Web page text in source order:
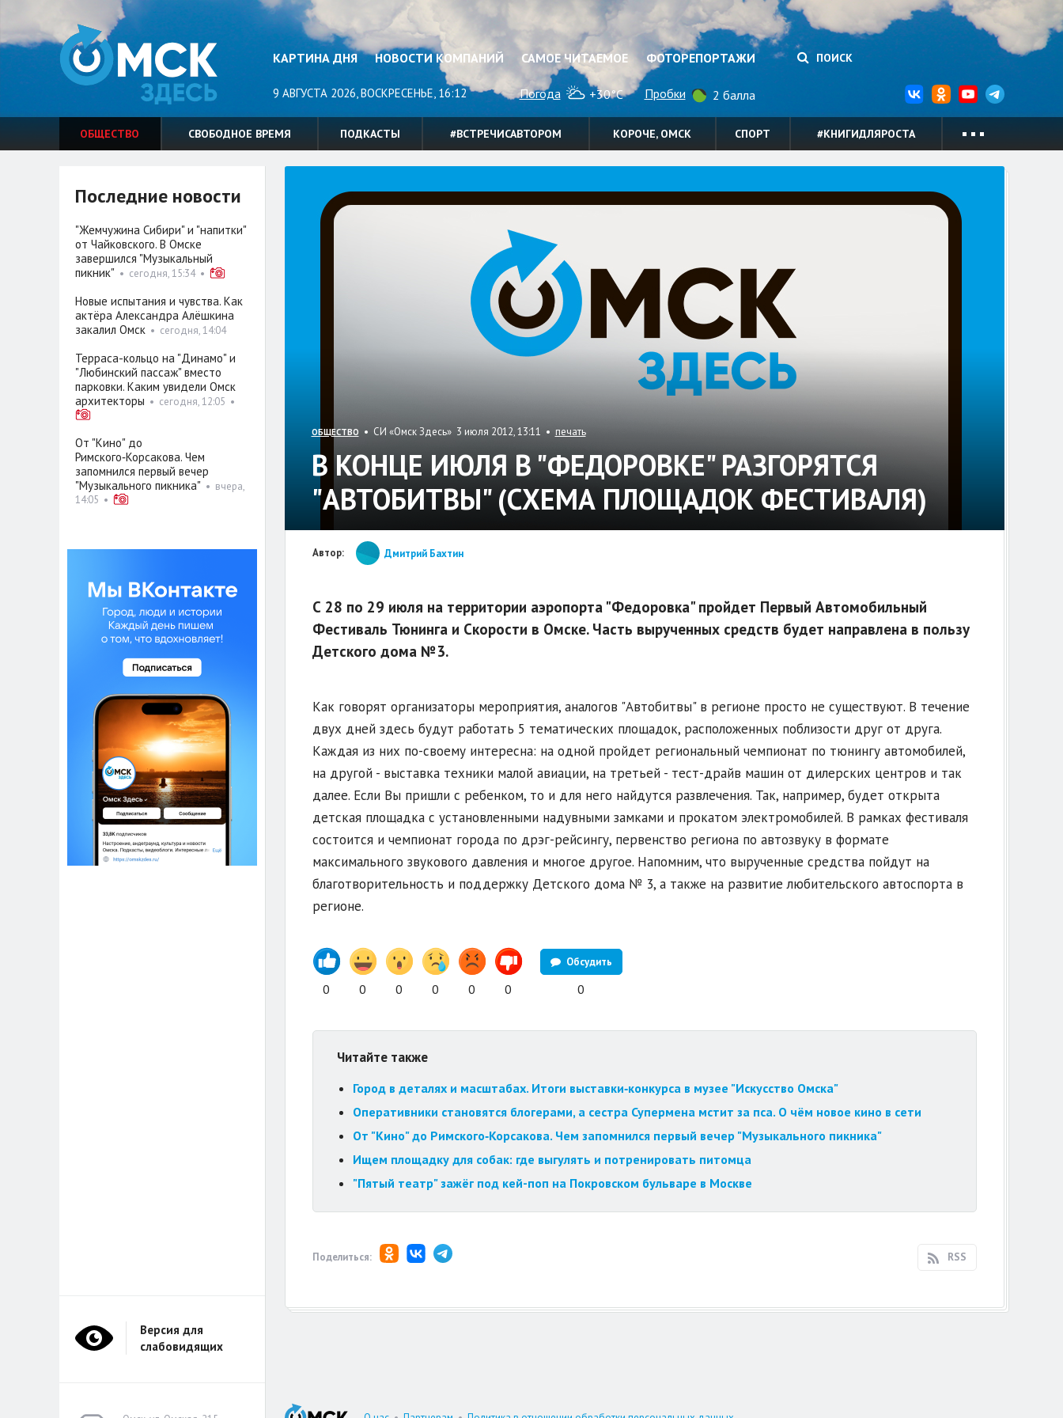
КАРТИНА ДНЯ НОВОСТИ КОМПАНИЙ САМОЕ ЧИТАЕМОЕ ФОТОРЕПОРТАЖИ ПОИСК
9 АВГУСТА 2026, ВОСКРЕСЕНЬЕ, 16:12 Погода +30°C Пробки 2 балла
ОБЩЕСТВО СВОБОДНОЕ ВРЕМЯ ПОДКАСТЫ #ВСТРЕЧИСАВТОРОМ КОРОЧЕ, ОМСК СПОРТ #КНИГИДЛЯРОСТА
ОБЩЕСТВО • СИ «Омск Здесь» 3 июля 2012, 13:11 • печать
В КОНЦЕ ИЮЛЯ В "ФЕДОРОВКЕ" РАЗГОРЯТСЯ
"АВТОБИТВЫ" (СХЕМА ПЛОЩАДОК ФЕСТИВАЛЯ)
Автор: Дмитрий Бахтин
С 28 по 29 июля на территории аэропорта "Федоровка" пройдет Первый Автомобильный
Фестиваль Тюнинга и Скорости в Омске. Часть вырученных средств будет направлена в пользу
Детского дома №3.
Как говорят организаторы мероприятия, аналогов "Автобитвы" в регионе просто не существуют. В течение
двух дней здесь будут работать 5 тематических площадок, расположенных поблизости друг от друга.
Каждая из них по-своему интересна: на одной пройдет региональный чемпионат по тюнингу автомобилей,
на другой - выставка техники малой авиации, на третьей - тест-драйв машин от дилерских центров и так
далее. Если Вы пришли с ребенком, то и для него найдутся развлечения. Так, например, будет открыта
детская площадка с установленными надувными замками и прокатом электромобилей. В рамках фестиваля
состоится и чемпионат города по дрэг-рейсингу, первенство региона по автозвуку в формате
максимального звукового давления и многое другое. Напомним, что вырученные средства пойдут на
благотворительность и поддержку Детского дома № 3, а также на развитие любительского автоспорта в
регионе.
0 0 0 0 0 0
Обсудить
0
Читайте также
Город в деталях и масштабах. Итоги выставки‑конкурса в музее "Искусство Омска"
Оперативники становятся блогерами, а сестра Супермена мстит за пса. О чём новое кино в сети
От "Кино" до Римского‑Корсакова. Чем запомнился первый вечер "Музыкального пикника"
Ищем площадку для собак: где выгулять и потренировать питомца
"Пятый театр" зажёг под кей-поп на Покровском бульваре в Москве
Поделиться: RSS
Последние новости
"Жемчужина Сибири" и "напитки"
от Чайковского. В Омске
завершился "Музыкальный
пикник" • сегодня, 15:34•
Новые испытания и чувства. Как
актёра Александра Алёшкина
закалил Омск• сегодня, 14:04
Терраса-кольцо на "Динамо" и
"Любинский пассаж" вместо
парковки. Каким увидели Омск
архитекторы • сегодня, 12:05 •
От "Кино" до
Римского‑Корсакова. Чем
запомнился первый вечер
"Музыкального пикника" • вчера,
14:05 •
Версия для
слабовидящих